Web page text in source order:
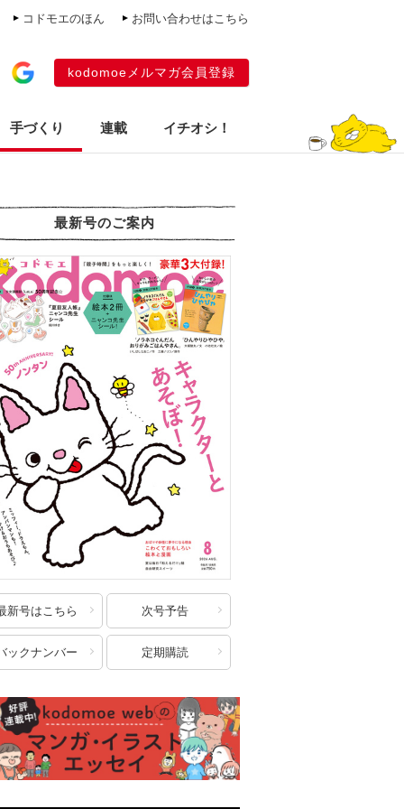
コドモエのほん お問い合わせはこちら
kodomoeメルマガ会員登録
手づくり 連載 イチオシ！
最新号のご案内
新号はこちら 次号予告
ックナンバー 定期購読